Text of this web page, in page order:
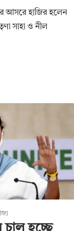
আসরে হাজির হলেন
সাহা ও নীল